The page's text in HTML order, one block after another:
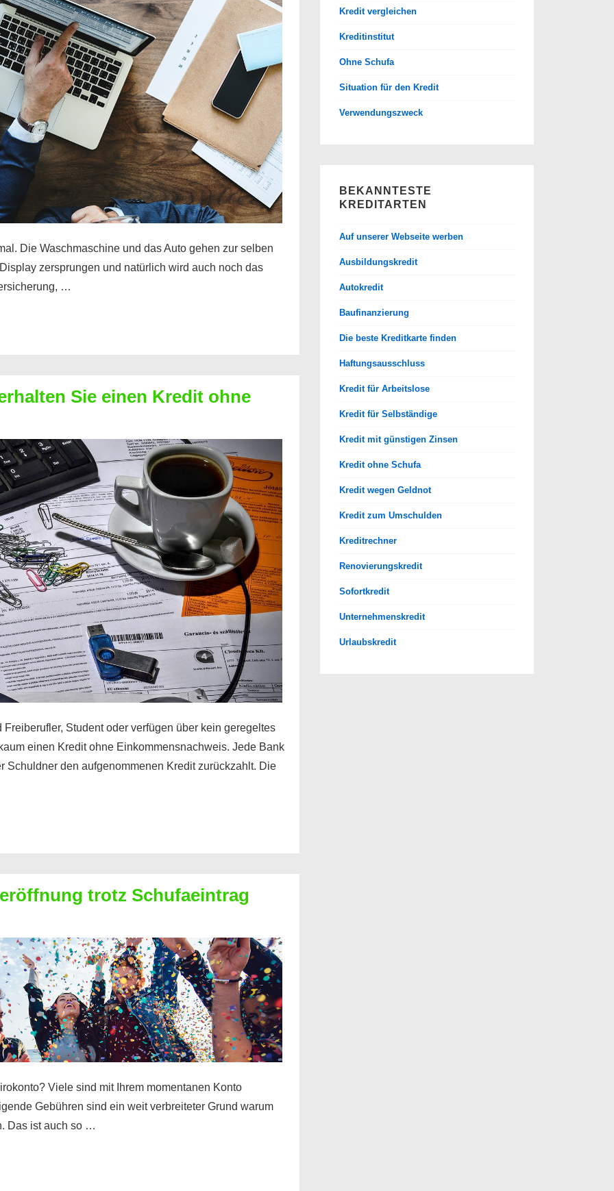
Die Waschmaschine und das Auto gehen zur selben
zersprungen und natürlich wird auch noch das
…
Sie einen Kredit ohne
Student oder verfügen über kein geregeltes
einen Kredit ohne Einkommensnachweis. Jede Bank
Schuldner den aufgenommenen Kredit zurückzahlt. Die
trotz Schufaeintrag
Viele sind mit Ihrem momentanen Konto
Gebühren sind ein weit verbreiteter Grund warum
Das ist auch so …
Kredit vergleichen
Kreditinstitut
Ohne Schufa
Situation für den Kredit
Verwendungszweck
BEKANNTESTE
KREDITARTEN
Auf unserer Webseite werben
Ausbildungskredit
Autokredit
Baufinanzierung
Die beste Kreditkarte finden
Haftungsausschluss
Kredit für Arbeitslose
Kredit für Selbständige
Kredit mit günstigen Zinsen
Kredit ohne Schufa
Kredit wegen Geldnot
Kredit zum Umschulden
Kreditrechner
Renovierungskredit
Sofortkredit
Unternehmenskredit
Urlaubskredit